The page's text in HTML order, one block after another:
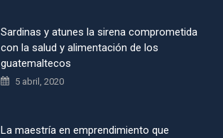
Sardinas y atunes la sirena comprometida
con la salud y alimentación de los
guatemaltecos
5 abril, 2020
La maestría en emprendimiento que